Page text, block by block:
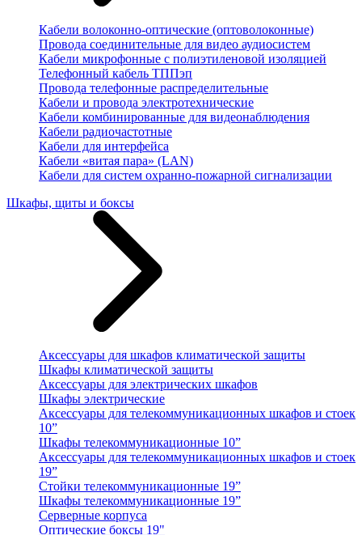
Кабели волоконно-оптические (оптоволоконные)
Провода соединительные для видео аудиосистем
Кабели микрофонные с полиэтиленовой изоляцией
Телефонный кабель ТППэп
Провода телефонные распределительные
Кабели и провода электротехнические
Кабели комбинированные для видеонаблюдения
Кабели радиочастотные
Кабели для интерфейса
Кабели «витая пара» (LAN)
Кабели для систем охранно-пожарной сигнализации
Шкафы, щиты и боксы
Аксессуары для шкафов климатической защиты
Шкафы климатической защиты
Аксессуары для электрических шкафов
Шкафы электрические
Аксессуары для телекоммуникационных шкафов и стоек
10”
Шкафы телекоммуникационные 10”
Аксессуары для телекоммуникационных шкафов и стоек
19”
Стойки телекоммуникационные 19”
Шкафы телекоммуникационные 19”
Серверные корпуса
Оптические боксы 19"